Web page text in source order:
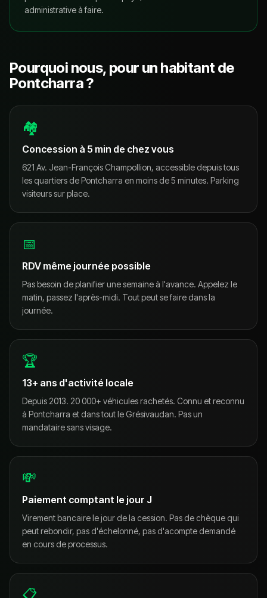
administrative à faire.
Pourquoi nous, pour un habitant de
Pontcharra ?
🏘
Concession à 5 min de chez vous
621 Av. Jean-François Champollion, accessible depuis tous
les quartiers de Pontcharra en moins de 5 minutes. Parking
visiteurs sur place.
📅
RDV même journée possible
Pas besoin de planifier une semaine à l'avance. Appelez le
matin, passez l'après-midi. Tout peut se faire dans la
journée.
🏆
13+ ans d'activité locale
Depuis 2013. 20 000+ véhicules rachetés. Connu et reconnu
à Pontcharra et dans tout le Grésivaudan. Pas un
mandataire sans visage.
💸
Paiement comptant le jour J
Virement bancaire le jour de la cession. Pas de chèque qui
peut rebondir, pas d'échelonné, pas d'acompte demandé
en cours de processus.